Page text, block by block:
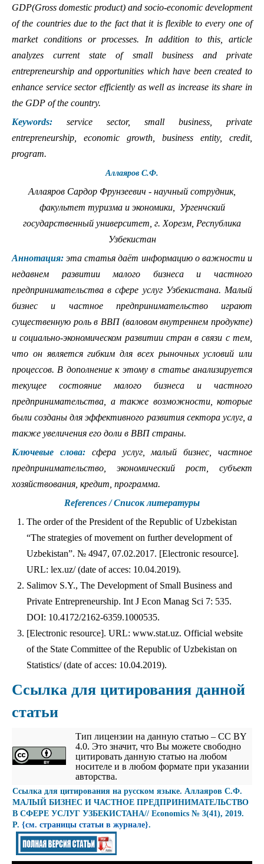
GDP(Gross domestic product) and socio-economic development
of the countries due to the fact that it is flexible to every one of
market conditions or processes. In addition to this, article
analyzes current state of small business and private
entrepreneurship and opportunities which have been created to
enhance service sector efficiently as well as increase its share in
the GDP of the country.
Keywords: service sector, small business, private
entrepreneurship, economic growth, business entity, credit,
program.
Аллаяров С.Ф.
Аллаяров Сардор Фрунзеевич - научный сотрудник,
факультет туризма и экономики, Ургенчский
государственный университет, г. Хорезм, Республика
Узбекистан
Аннотация: эта статья даёт информацию о важности и
недавнем развитии малого бизнеса и частного
предпринимательства в сфере услуг Узбекистана. Малый
бизнес и частное предпринимательство играют
существенную роль в ВВП (валовом внутреннем продукте)
и социально-экономическом развитии стран в связи с тем,
что он является гибким для всех рыночных условий или
процессов. В дополнение к этому в статье анализируется
текущее состояние малого бизнеса и частного
предпринимательства, а также возможности, которые
были созданы для эффективного развития сектора услуг, а
также увеличения его доли в ВВП страны.
Ключевые слова:сфера услуг, малый бизнес, частное
предпринимательство, экономический рост, субъект
хозяйствования, кредит, программа.
References / Список литературы
The order of the President of the Republic of Uzbekistan
“The strategies of movement on further development of
Uzbekistan”. № 4947, 07.02.2017. [Electronic resource].
URL: lex.uz/ (date of acces: 10.04.2019).
Salimov S.Y., The Development of Small Business and
Private Entrepreneurship. Int J Econ Manag Sci 7: 535.
DOI: 10.4172/2162-6359.1000535.
[Electronic resource]. URL: www.stat.uz. Official website
of the State Committee of the Republic of Uzbekistan on
Statistics/ (date of acces: 10.04.2019).
Ссылка для цитирования данной
статьи
Тип лицензии на данную статью – CC BY
4.0. Это значит, что Вы можете свободно
цитировать данную статью на любом
носителе и в любом формате при указании
авторства.
Cсылка для цитирования на русском языке. Аллаяров С.Ф.
МАЛЫЙ БИЗНЕС И ЧАСТНОЕ ПРЕДПРИНИМАТЕЛЬСТВО
В СФЕРЕ УСЛУГ УЗБЕКИСТАНА// Economics № 3(41), 2019.
P. {см. страницы статьи в журнале}.